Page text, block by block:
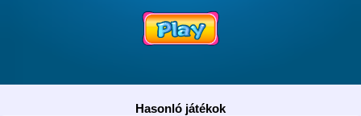
Hasonló játékok